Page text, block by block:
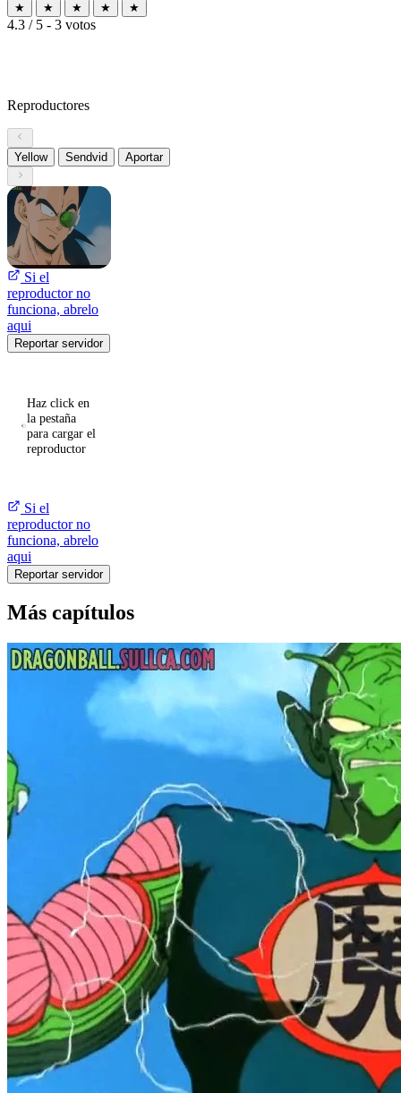
★ ★ ★ ★ ★
4.3 / 5 - 3 votos
Reproductores
Yellow Sendvid Aportar
Si el
reproductor no
funciona, abrelo
aqui
Reportar servidor
Haz click en
la pestaña
para cargar el
reproductor
Si el
reproductor no
funciona, abrelo
aqui
Reportar servidor
Más capítulos